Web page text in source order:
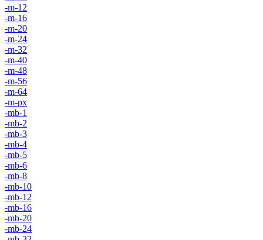
-m-12
-m-16
-m-20
-m-24
-m-32
-m-40
-m-48
-m-56
-m-64
-m-px
-mb-1
-mb-2
-mb-3
-mb-4
-mb-5
-mb-6
-mb-8
-mb-10
-mb-12
-mb-16
-mb-20
-mb-24